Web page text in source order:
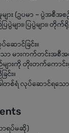
ျား (ဥပမာ – ပွဲအစီအစ
ည်ပြပွဲများ၊ ပြပွဲမျာ
ောင်ခြင်း။
ာ မားကက်တင်းအစီအစ
ျားကို တိုးတက်ကောင်း
င်း။
ခါတစ်ရံ လုပ်ဆောင်ရသေ
ရပ်မဆို)